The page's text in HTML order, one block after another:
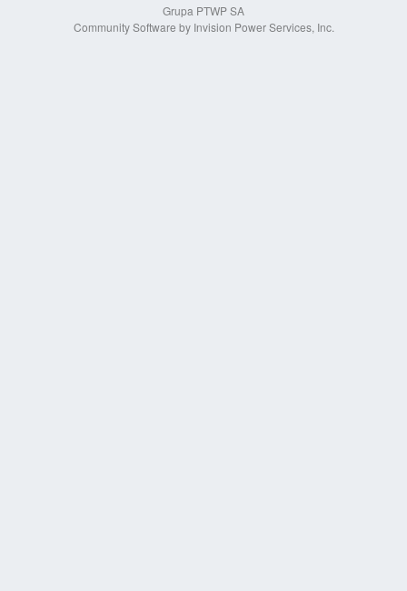
Grupa PTWP SA
Community Software by Invision Power Services, Inc.